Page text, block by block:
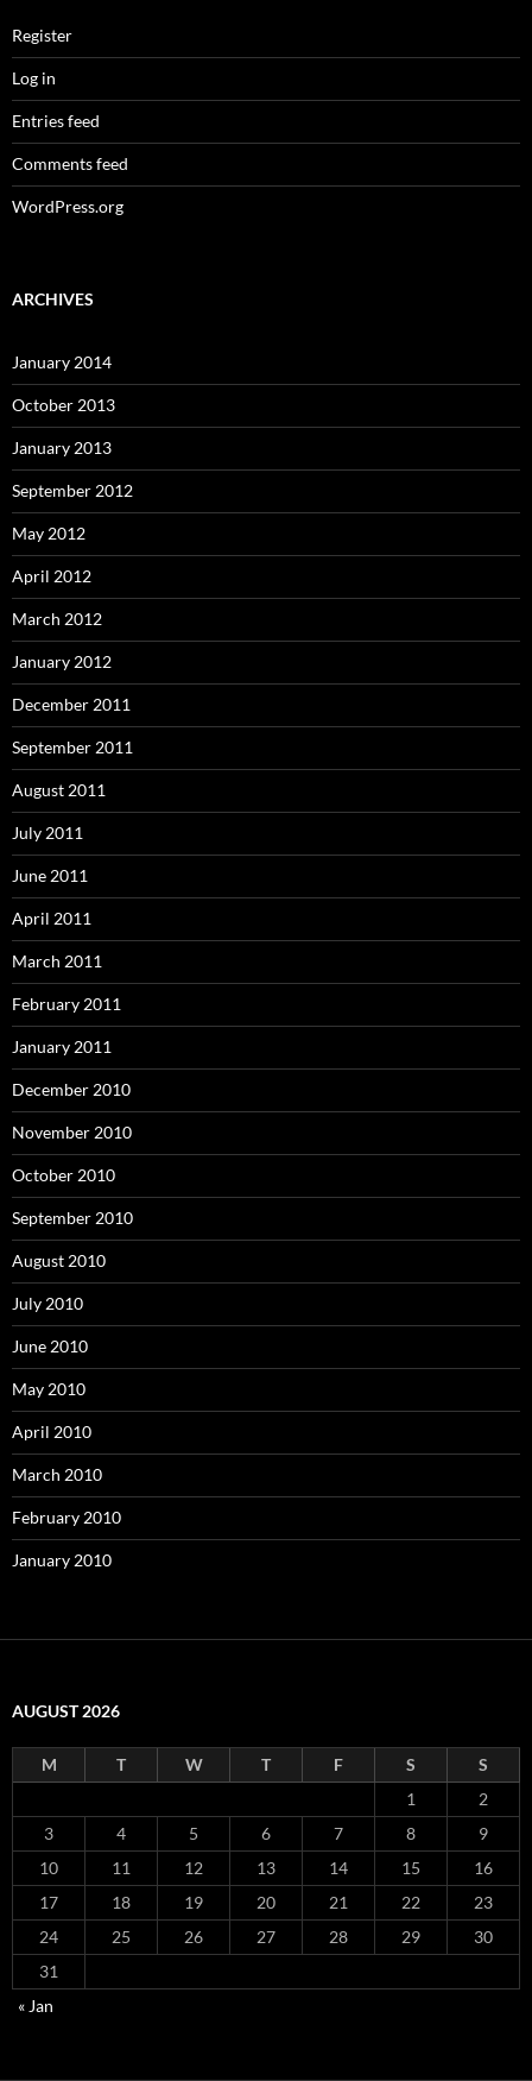
Register
Log in
Entries feed
Comments feed
WordPress.org
ARCHIVES
January 2014
October 2013
January 2013
September 2012
May 2012
April 2012
March 2012
January 2012
December 2011
September 2011
August 2011
July 2011
June 2011
April 2011
March 2011
February 2011
January 2011
December 2010
November 2010
October 2010
September 2010
August 2010
July 2010
June 2010
May 2010
April 2010
March 2010
February 2010
January 2010
AUGUST 2026
M T W T F S
S
1
2
3
4 5 6 7 8
9
10
11 12 13 14 15
16
17
18 19 20 21 22
23
24
25 26 27 28 29
30
31
« Jan